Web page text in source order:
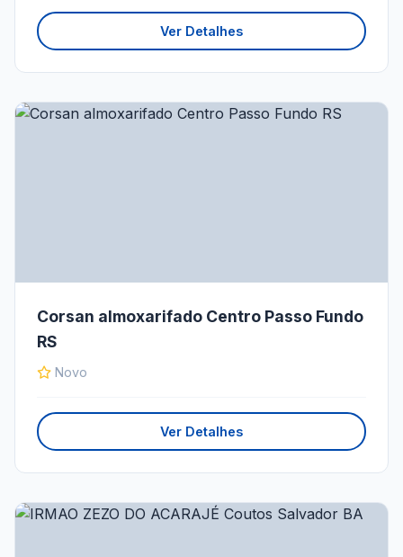
Ver Detalhes
Corsan almoxarifado Centro Passo Fundo
RS
Novo
Ver Detalhes